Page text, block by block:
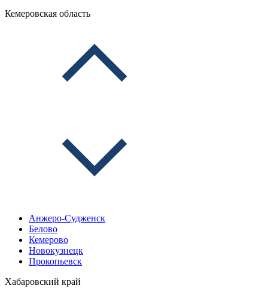
Кемеровская область
Анжеро-Судженск
Белово
Кемерово
Новокузнецк
Прокопьевск
Хабаровский край